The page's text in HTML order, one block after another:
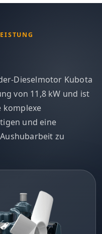
Dieselmotor Kubota
von 11,8 kW und ist
komplexe
und eine
zu